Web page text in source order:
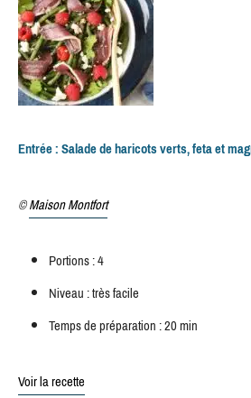
Entrée : Salade de haricots verts, feta et
©Maison Montfort
Portions : 4
Niveau : très facile
Temps de préparation : 20 min
Voir la recette